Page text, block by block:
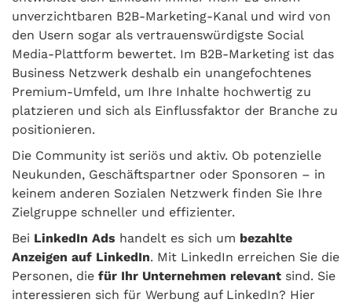
unverzichtbaren B2B-Marketing-Kanal und wird von
den Usern sogar als vertrauenswürdigste Social
Media-Plattform bewertet. Im B2B-Marketing ist das
Business Netzwerk deshalb ein unangefochtenes
Premium-Umfeld, um Ihre Inhalte hochwertig zu
platzieren und sich als Einflussfaktor der Branche zu
positionieren.
Die Community ist seriös und aktiv. Ob potenzielle
Neukunden, Geschäftspartner oder Sponsoren – in
keinem anderen Sozialen Netzwerk finden Sie Ihre
Zielgruppe schneller und effizienter.
Bei LinkedIn Ads handelt es sich um bezahlte
Anzeigen auf LinkedIn. Mit LinkedIn erreichen Sie die
Personen, die für Ihr Unternehmen relevant sind. Sie
interessieren sich für Werbung auf LinkedIn? Hier